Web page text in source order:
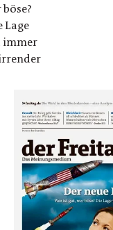
Lage
Abo breaker